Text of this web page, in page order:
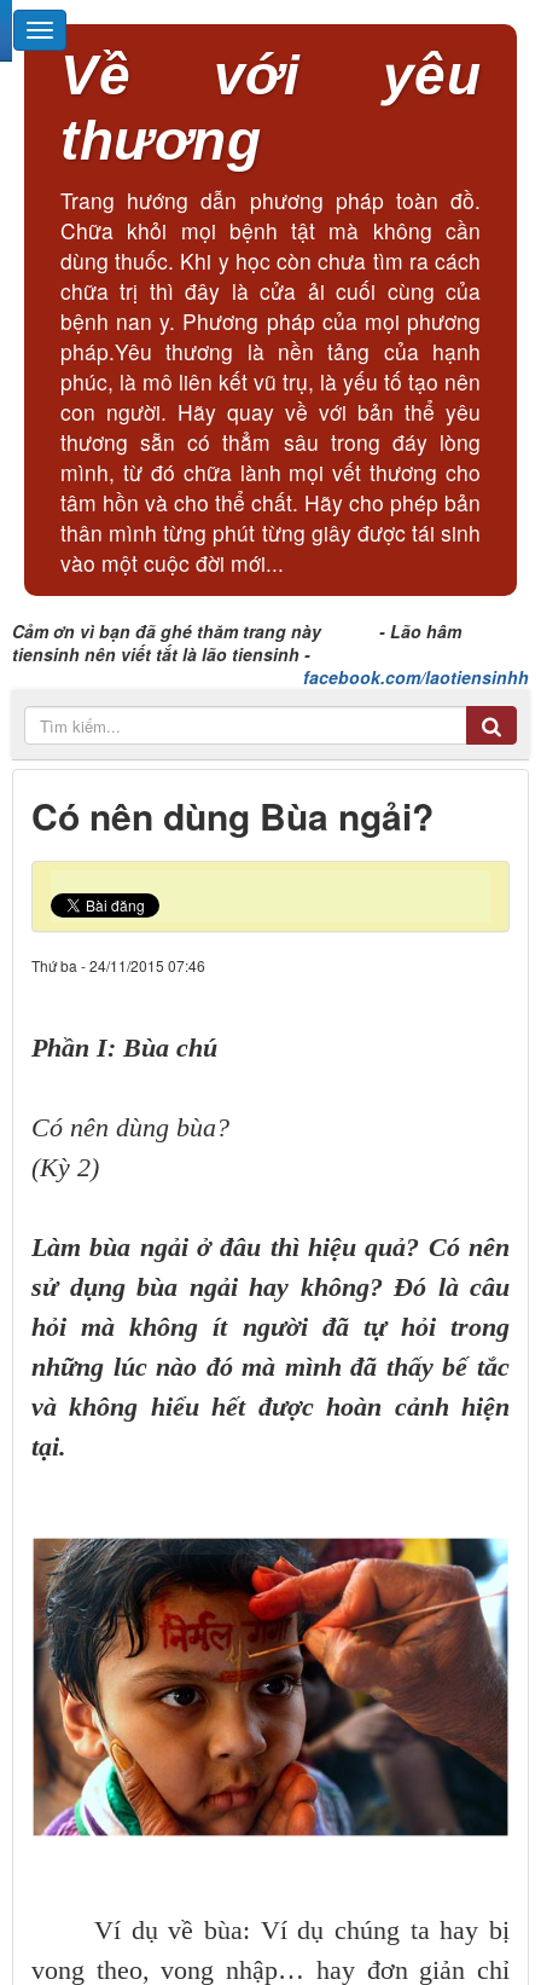
Về với yêu
thương
Trang hướng dẫn phương pháp toàn đồ.
Chữa khỏi mọi bệnh tật mà không cần
dùng thuốc. Khi y học còn chưa tìm ra cách
chữa trị thì đây là cửa ải cuối cùng của
bệnh nan y. Phương pháp của mọi phương
pháp.Yêu thương là nền tảng của hạnh
phúc, là mô liên kết vũ trụ, là yếu tố tạo nên
con người. Hãy quay về với bản thể yêu
thương sẵn có thẳm sâu trong đáy lòng
mình, từ đó chữa lành mọi vết thương cho
tâm hồn và cho thể chất. Hãy cho phép bản
thân mình từng phút từng giây được tái sinh
vào một cuộc đời mới...
Cảm ơn vì bạn đã ghé thăm trang này - Lão hâm
tiensinh nên viết tắt là lão tiensinh -
facebook.com/laotiensinhh
Có nên dùng Bùa ngải?
Thứ ba - 24/11/2015 07:46
Phần I: Bùa chú
Có nên dùng bùa?
(Kỳ 2)
Làm bùa ngải ở đâu thì hiệu quả? Có nên
sử dụng bùa ngải hay không? Đó là câu
hỏi mà không ít người đã tự hỏi trong
những lúc nào đó mà mình đã thấy bế tắc
và không hiểu hết được hoàn cảnh hiện
tại.
Ví dụ về bùa: Ví dụ chúng ta hay bị
vong theo, vong nhập… hay đơn giản chỉ